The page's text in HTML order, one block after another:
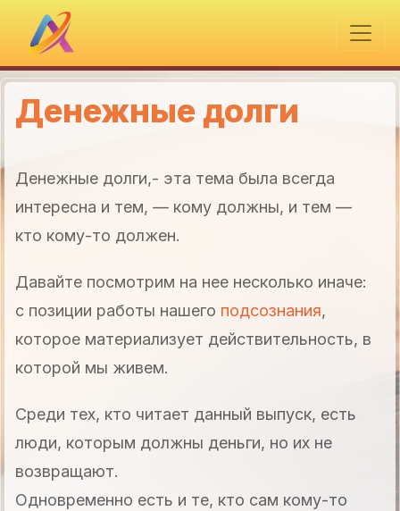
Денежные долги
Денежные долги,- эта тема была всегда
интересна и тем, — кому должны, и тем —
кто кому-то должен.
Давайте посмотрим на нее несколько иначе:
с позиции работы нашего подсознания,
которое материализует действительность, в
которой мы живем.
Среди тех, кто читает данный выпуск, есть
люди, которым должны деньги, но их не
возвращают.
Одновременно есть и те, кто сам кому-то